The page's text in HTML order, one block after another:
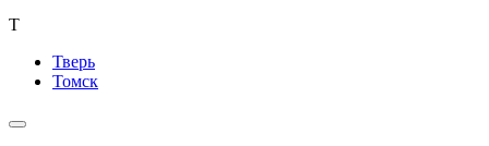
Т
Тверь
Томск